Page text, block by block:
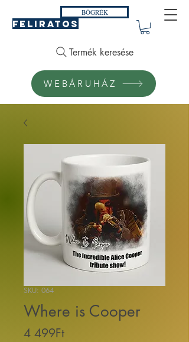
FELIRATOS
BÖGRÉK
Termék keresése
WEBÁRUHÁZ
SKU: 064
Where is Cooper
4 499FtPrice